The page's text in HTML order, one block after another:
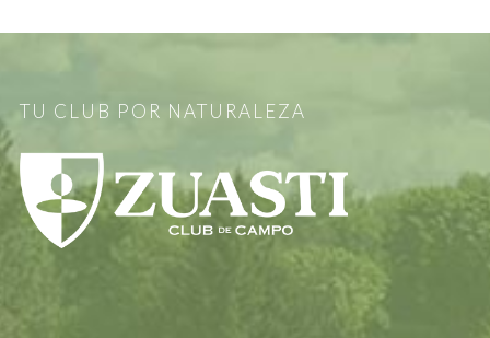
TU CLUB POR NATURALEZA